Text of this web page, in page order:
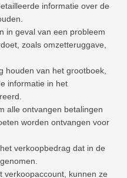
informatie over de
in geval van een probleem
zoals omzetteruggave,
houden van het grootboek,
informatie in het
alle ontvangen betalingen
worden ontvangen voor
verkoopbedrag dat in de
verkoopaccount, kunnen ze